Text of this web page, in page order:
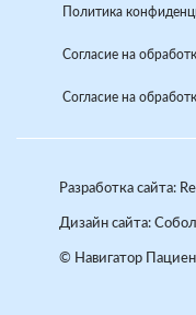
Разработка сайта:
Дизайн сайта:
© Навигатор
Политика
Согласие на
Согласие на